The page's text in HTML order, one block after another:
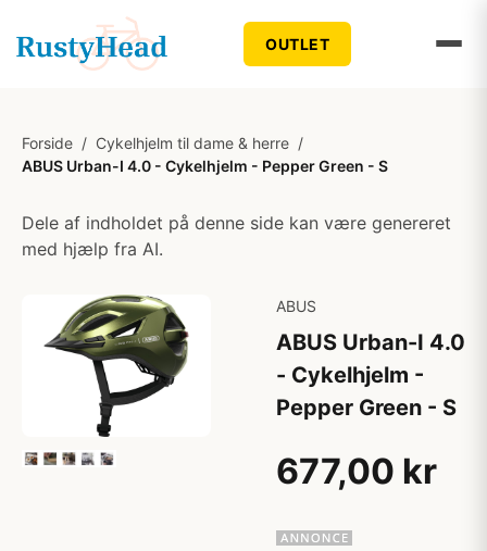
OUTLET
Forside / Cykelhjelm til dame & herre /
ABUS Urban-I 4.0 - Cykelhjelm - Pepper Green - S
Dele af indholdet på denne side kan være genereret
med hjælp fra AI.
ABUS
ABUS Urban-I 4.0
- Cykelhjelm -
Pepper Green - S
677,00 kr